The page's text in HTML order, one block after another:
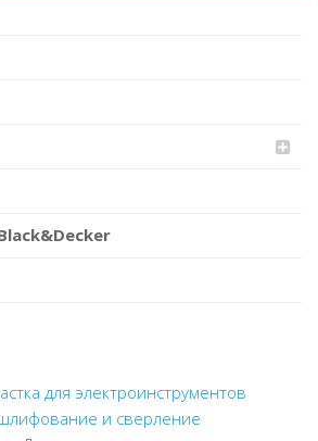
для электроинструментов
и сверление